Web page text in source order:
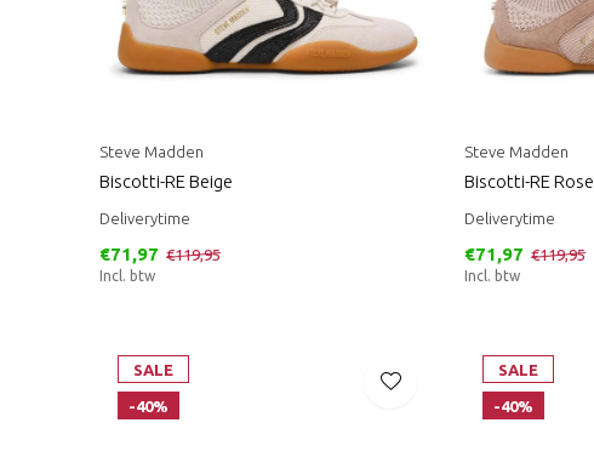
Steve Madden
Biscotti-RE Beige
Deliverytime
€71,97 €119,95
Incl. btw
Steve Madden
Biscotti-RE Rose
Deliverytime
€71,97 €119,95
Incl. btw
SALE
-40%
SALE
-40%